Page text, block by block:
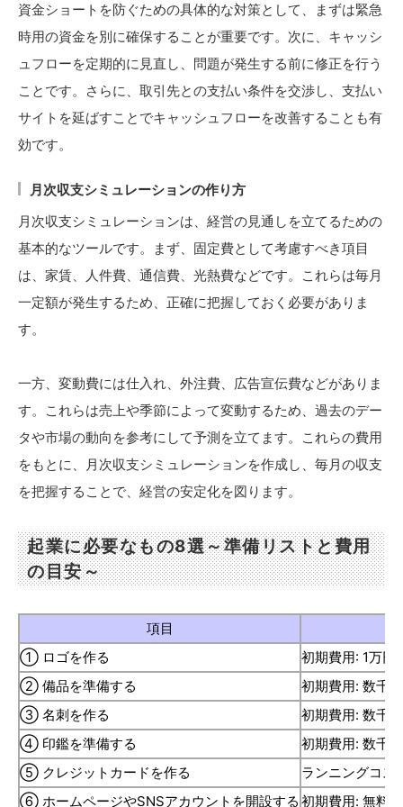
資金ショートを防ぐための具体的な対策として、まずは緊急
時用の資金を別に確保することが重要です。次に、キャッシ
ュフローを定期的に見直し、問題が発生する前に修正を行う
ことです。さらに、取引先との支払い条件を交渉し、支払い
サイトを延ばすことでキャッシュフローを改善することも有
効です。
月次収支シミュレーションの作り方
月次収支シミュレーションは、経営の見通しを立てるための
基本的なツールです。まず、固定費として考慮すべき項目
は、家賃、人件費、通信費、光熱費などです。これらは毎月
一定額が発生するため、正確に把握しておく必要がありま
す。
一方、変動費には仕入れ、外注費、広告宣伝費などがありま
す。これらは売上や季節によって変動するため、過去のデー
タや市場の動向を参考にして予測を立てます。これらの費用
をもとに、月次収支シミュレーションを作成し、毎月の収支
を把握することで、経営の安定化を図ります。
起業に必要なもの8選～準備リストと費用
の目安～
項目
① ロゴを作る
初期費用: 1万円
② 備品を準備する
初期費用: 数千
③ 名刺を作る
初期費用: 数千円
④ 印鑑を準備する
初期費用: 数千
⑤ クレジットカードを作る
ランニングコス
⑥ ホームページやSNSアカウントを開設する 初期費用: 無料